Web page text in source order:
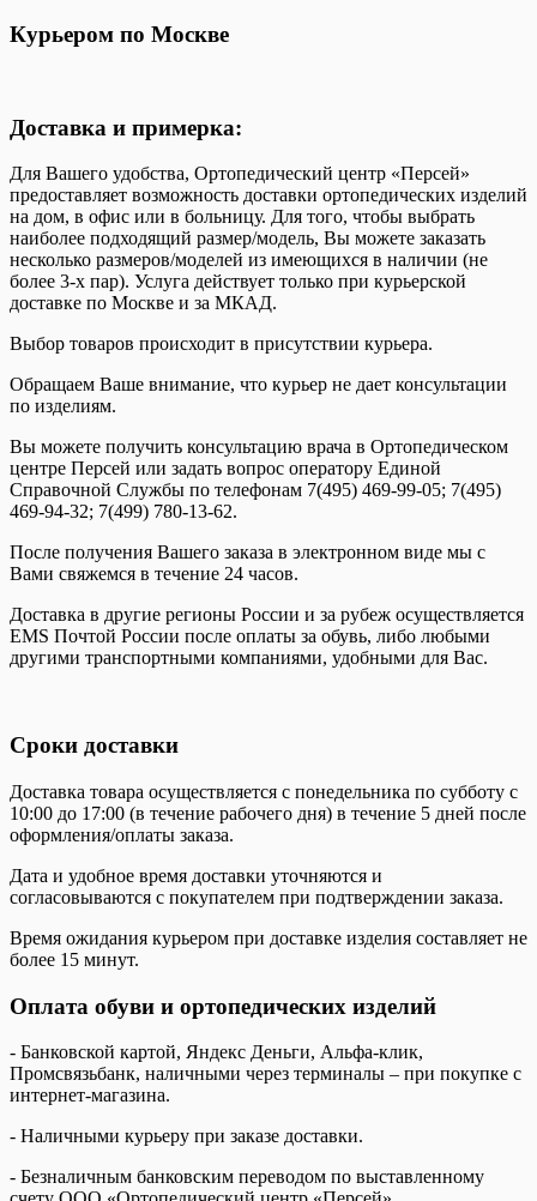
Курьером по Москве
Доставка и примерка:
Для Вашего удобства, Ортопедический центр «Персей»
предоставляет возможность доставки ортопедических изделий
на дом, в офис или в больницу. Для того, чтобы выбрать
наиболее подходящий размер/модель, Вы можете заказать
несколько размеров/моделей из имеющихся в наличии (не
более 3-х пар). Услуга действует только при курьерской
доставке по Москве и за МКАД.
Выбор товаров происходит в присутствии курьера.
Обращаем Ваше внимание, что курьер не дает консультации
по изделиям.
Вы можете получить консультацию врача в Ортопедическом
центре Персей или задать вопрос оператору Единой
Справочной Службы по телефонам 7(495) 469-99-05; 7(495)
469-94-32; 7(499) 780-13-62.
После получения Вашего заказа в электронном виде мы с
Вами свяжемся в течение 24 часов.
Доставка в другие регионы России и за рубеж осуществляется
EMS Почтой России после оплаты за обувь, либо любыми
другими транспортными компаниями, удобными для Вас.
Сроки доставки
Доставка товара осуществляется с понедельника по субботу с
10:00 до 17:00 (в течение рабочего дня) в течение 5 дней после
оформления/оплаты заказа.
Дата и удобное время доставки уточняются и
согласовываются с покупателем при подтверждении заказа.
Время ожидания курьером при доставке изделия составляет не
более 15 минут.
Оплата обуви и ортопедических изделий
- Банковской картой, Яндекс Деньги, Альфа-клик,
Промсвязьбанк, наличными через терминалы – при покупке с
интернет-магазина.
- Наличными курьеру при заказе доставки.
- Безналичным банковским переводом по выставленному